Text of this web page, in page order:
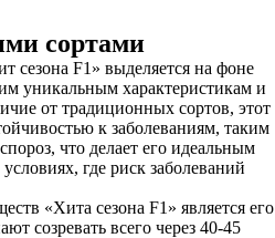
сортами
сезона F1» выделяется на фоне
уникальным характеристикам и
от традиционных сортов, этот
к заболеваниям, таким
что делает его идеальным
где риск заболеваний
«Хита сезона F1» является его
созревать всего через 40-45